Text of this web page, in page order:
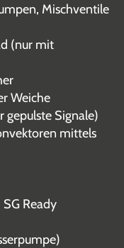
Mischventile
(nur mit
Weiche
gepulste Signale)
mittels
Ready